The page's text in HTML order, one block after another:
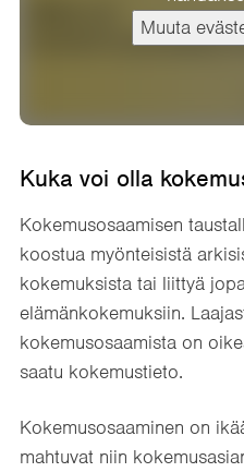
Muuta
Kuka voi olla
Kokemusosaamisen
koostua myönteisistä
kokemuksista tai liittyä
elämänkokemuksiin.
kokemusosaamista on
saatu kokemustieto.
Kokemusosaaminen on
mahtuvat niin